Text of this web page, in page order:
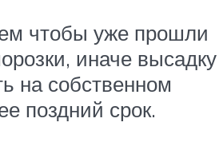
чтобы уже прошли
иначе высадку
на собственном
поздний срок.